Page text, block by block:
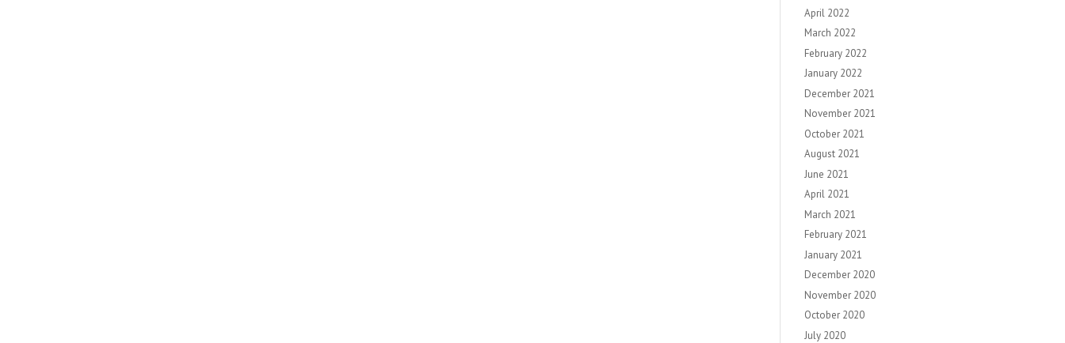
April 2022
March 2022
February 2022
January 2022
December 2021
November 2021
October 2021
August 2021
June 2021
April 2021
March 2021
February 2021
January 2021
December 2020
November 2020
October 2020
July 2020